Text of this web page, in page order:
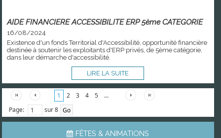
AIDE FINANCIERE ACCESSIBILITE ERP 5ème CATEGORIE
16/08/2024
Existence d'un fonds Territorial d'Accessibilité, opportunité financière
destinée à soutenir les exploitants d'ERP privés, de 5ème catégorie,
dans leur démarche d'accessibilité.
LIRE LA SUITE
1 2 3 4 5
...
Page:
sur 8
FÊTES & ANIMATIONS